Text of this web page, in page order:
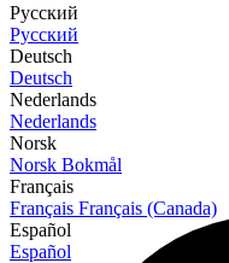
Русский
Русский
Deutsch
Deutsch
Nederlands
Nederlands
Norsk
Norsk Bokmål
Français
Français Français (Canada)
Español
Español